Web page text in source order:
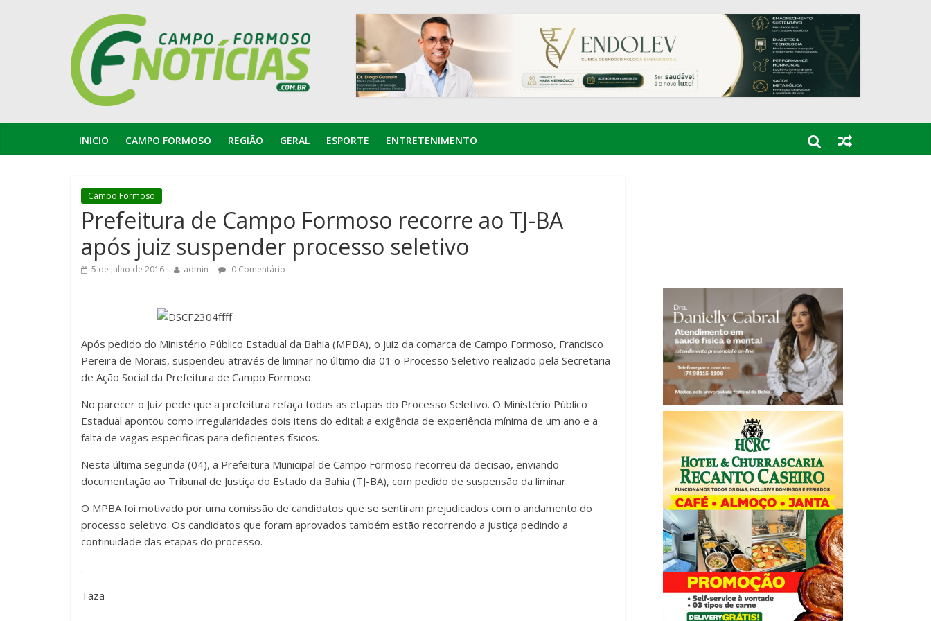
INICIO CAMPO FORMOSO REGIÃO GERAL ESPORTE ENTRETENIMENTO
Campo Formoso
Prefeitura de Campo Formoso recorre ao TJ-BA
após juiz suspender processo seletivo
5 de julho de 2016 admin 0 Comentário
Após pedido do Ministério Público Estadual da Bahia (MPBA), o juiz da comarca de Campo Formoso, Francisco
Pereira de Morais, suspendeu através de liminar no último dia 01 o Processo Seletivo realizado pela Secretaria
de Ação Social da Prefeitura de Campo Formoso.
No parecer o Juiz pede que a prefeitura refaça todas as etapas do Processo Seletivo. O Ministério Público
Estadual apontou como irregularidades dois itens do edital: a exigência de experiência mínima de um ano e a
falta de vagas especificas para deficientes físicos.
Nesta última segunda (04), a Prefeitura Municipal de Campo Formoso recorreu da decisão, enviando
documentação ao Tribunal de Justiça do Estado da Bahia (TJ-BA), com pedido de suspensão da liminar.
O MPBA foi motivado por uma comissão de candidatos que se sentiram prejudicados com o andamento do
processo seletivo. Os candidatos que foram aprovados também estão recorrendo a justiça pedindo a
continuidade das etapas do processo.
.
Taza